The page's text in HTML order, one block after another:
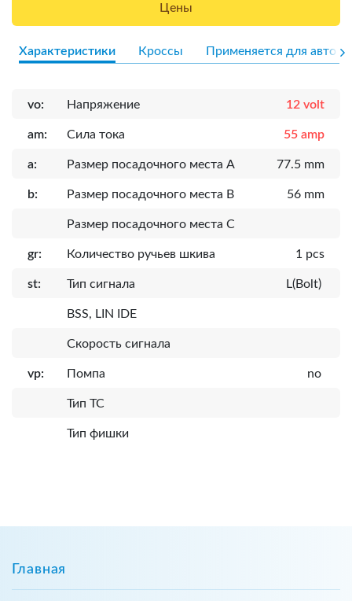
Цены
Характеристики Кроссы Применяется для авто
vo: Напряжение 12 volt
am: Сила тока 55 amp
a: Размер посадочного места A 77.5 mm
b: Размер посадочного места B 56 mm
Размер посадочного места C
gr: Количество ручьев шкива 1 pcs
st: Тип сигнала L(Bolt)
BSS, LIN IDE
Скорость сигнала
vp: Помпа no
Тип ТС
Тип фишки
Главная